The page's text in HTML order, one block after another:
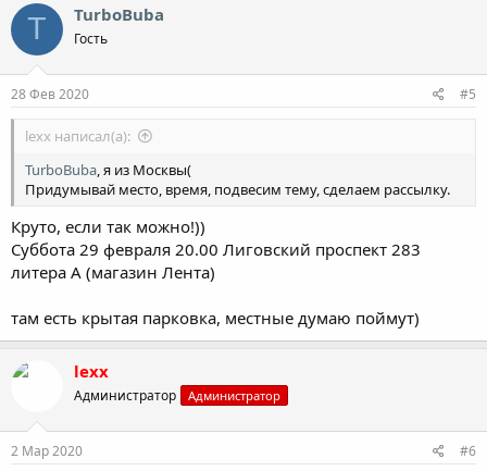
T TurboBuba
Гость
28 Фев 2020 #5
lexx написал(а):
TurboBuba, я из Москвы(
Придумывай место, время, подвесим тему, сделаем рассылку.
Круто, если так можно!))
Суббота 29 февраля 20.00 Лиговский проспект 283
литера А (магазин Лента)
там есть крытая парковка, местные думаю поймут)
lexx
Администратор Администратор
2 Мар 2020 #6